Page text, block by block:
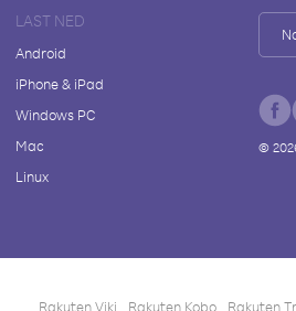
LAST NED
Android
iPhone & iPad
Windows PC
Mac
Linux
©
Rakuten Viki Rakuten Kobo Rakuten